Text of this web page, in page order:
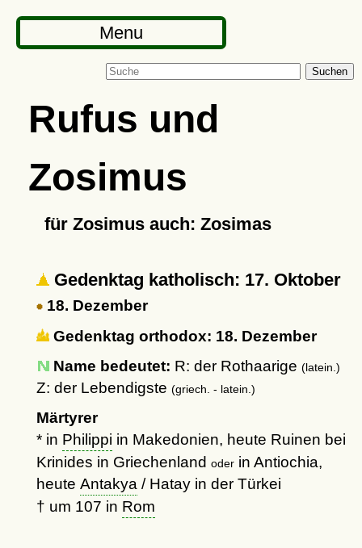
Menu
Suchen
Rufus und
Zosimus
für Zosimus auch: Zosimas
Gedenktag katholisch: 17. Oktober
18. Dezember
Gedenktag orthodox: 18. Dezember
Name bedeutet: R: der Rothaarige (latein.)
Z: der Lebendigste (griech. - latein.)
Märtyrer
* in Philippi in Makedonien, heute Ruinen bei
Krinides in Griechenland oderin Antiochia,
heute Antakya / Hatay in der Türkei
† um 107 in Rom